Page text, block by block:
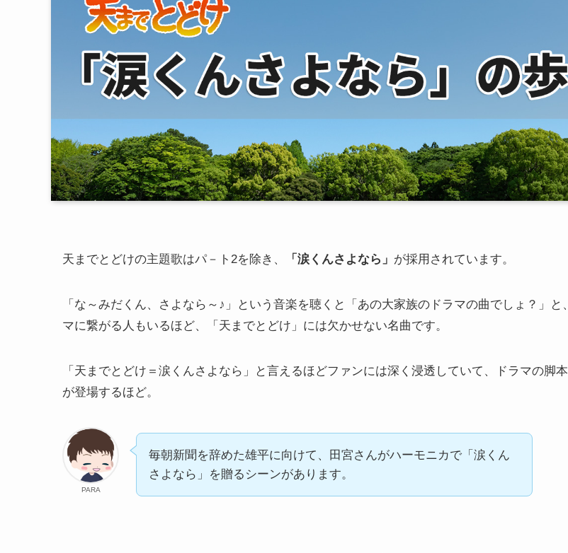
天までとどけの主題歌はパ－ト2を除き、 「涙くんさよなら」 が採用されています。
「な～みだくん、さよなら～♪」という音楽を聴くと「あの大家族のドラマの曲でしょ？」と
マに繋がる人もいるほど、「天までとどけ」には欠かせない名曲です。
「天までとどけ＝涙くんさよなら」と言えるほどファンには深く浸透していて、ドラマの脚
が登場するほど。
PARA
毎朝新聞を辞めた雄平に向けて、田宮さんがハーモニカで「涙くん
さよなら」を贈るシーンがあります。